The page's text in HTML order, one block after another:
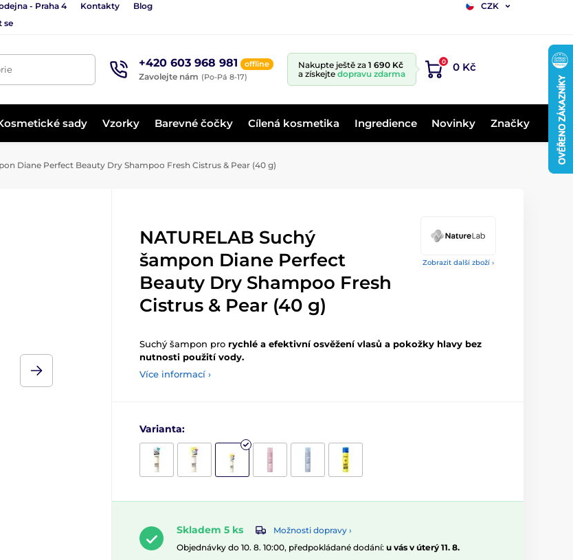
- Praha 4 Kontakty Blog
CZK
se
+420 603 968 981 offline
Zavolejte nám (Po-Pá 8-17)
Nakupte ještě za 1 690 Kč
a získejte dopravu zdarma
0 0 Kč
sady Vzorky Barevné čočky Cílená kosmetika Ingredience Novinky Značky
Diane Perfect Beauty Dry Shampoo Fresh Cistrus & Pear (40 g)
Zobrazit další zboží ›
NATURELAB Suchý
šampon Diane Perfect
Beauty Dry Shampoo Fresh
Cistrus & Pear (40 g)
Suchý šampon pro rychlé a efektivní osvěžení vlasů a pokožky hlavy bez
nutnosti použití vody.
Více informací ›
Varianta:
Skladem 5 ks
Možnosti dopravy ›
Objednávky do 10. 8. 10:00, předpokládané dodání: u vás v úterý 11. 8.